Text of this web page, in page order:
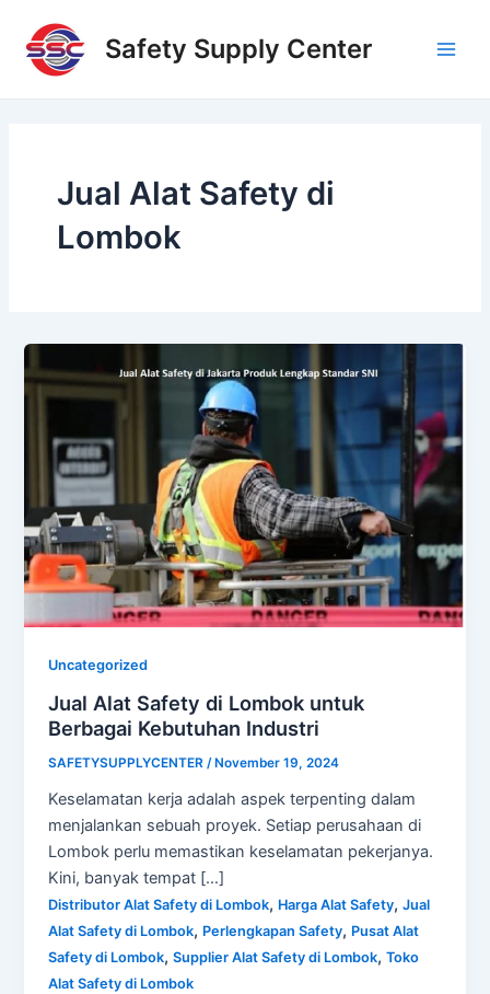
content
Safety Supply Center
Jual Alat Safety di
Lombok
Uncategorized
Jual Alat Safety di Lombok untuk
Berbagai Kebutuhan Industri
SAFETYSUPPLYCENTER/ November 19, 2024
Keselamatan kerja adalah aspek terpenting dalam
menjalankan sebuah proyek. Setiap perusahaan di
Lombok perlu memastikan keselamatan pekerjanya.
Kini, banyak tempat […]
Distributor Alat Safety di Lombok, Harga Alat Safety,Jual
Alat Safety di Lombok, Perlengkapan Safety, Pusat Alat
Safety di Lombok,Supplier Alat Safety di Lombok,Toko
Alat Safety di Lombok